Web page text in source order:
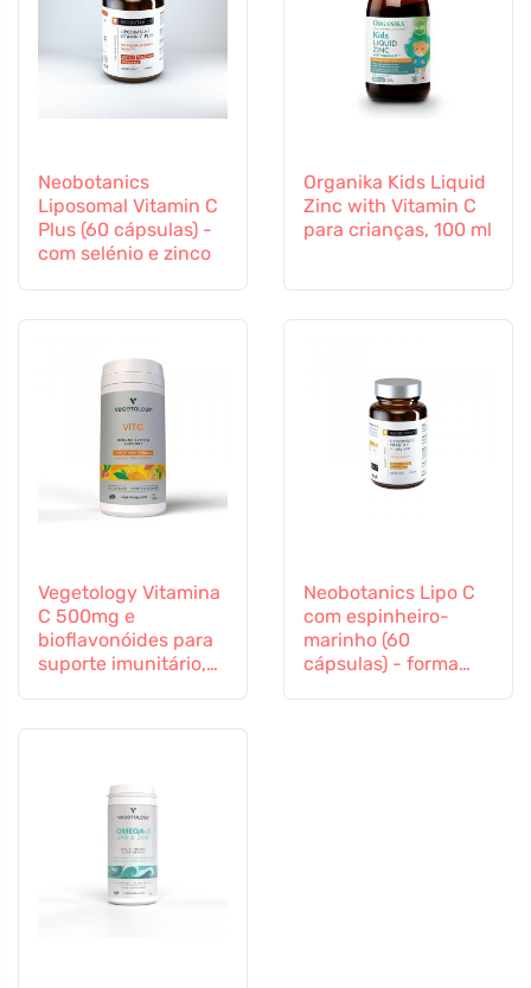
Neobotanics
Liposomal Vitamin C
Plus (60 cápsulas) -
com selénio e zinco
Organika Kids Liquid
Zinc with Vitamin C
para crianças, 100 ml
Vegetology Vitamina
C 500mg e
bioflavonóides para
suporte imunitário,
Neobotanics Lipo C
com espinheiro-
marinho (60
cápsulas) - forma